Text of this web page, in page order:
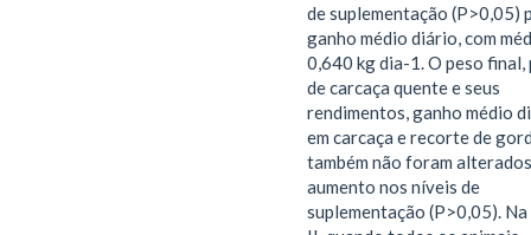
de suplementação (P>0,05)
ganho médio diário, com
0,640 kg dia-1. O peso final,
de carcaça quente e seus
rendimentos, ganho médio
em carcaça e recorte de
também não foram
aumento nos níveis de
suplementação (P>0,05).